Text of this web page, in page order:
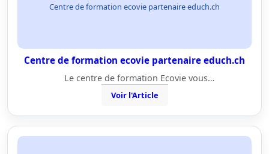
Centre de formation ecovie partenaire educh.ch
Centre de formation ecovie partenaire educh.ch
Le centre de formation Ecovie vous…
Voir l'Article